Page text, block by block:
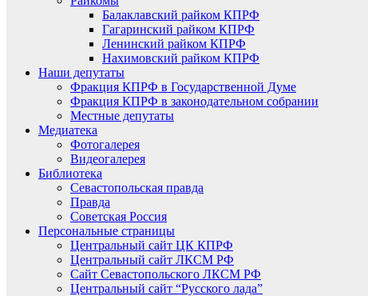
Балаклавский райком КПРФ
Гагаринский райком КПРФ
Ленинский райком КПРФ
Нахимовский райком КПРФ
Наши депутаты
Фракция КПРФ в Государственной Думе
Фракция КПРФ в законодательном собрании
Местные депутаты
Медиатека
Фотогалерея
Видеогалерея
Библиотека
Севастопольская правда
Правда
Советская Россия
Персональные страницы
Центральный сайт ЦК КПРФ
Центральный сайт ЛКСМ РФ
Сайт Севастопольского ЛКСМ РФ
Центральный сайт “Русского лада”